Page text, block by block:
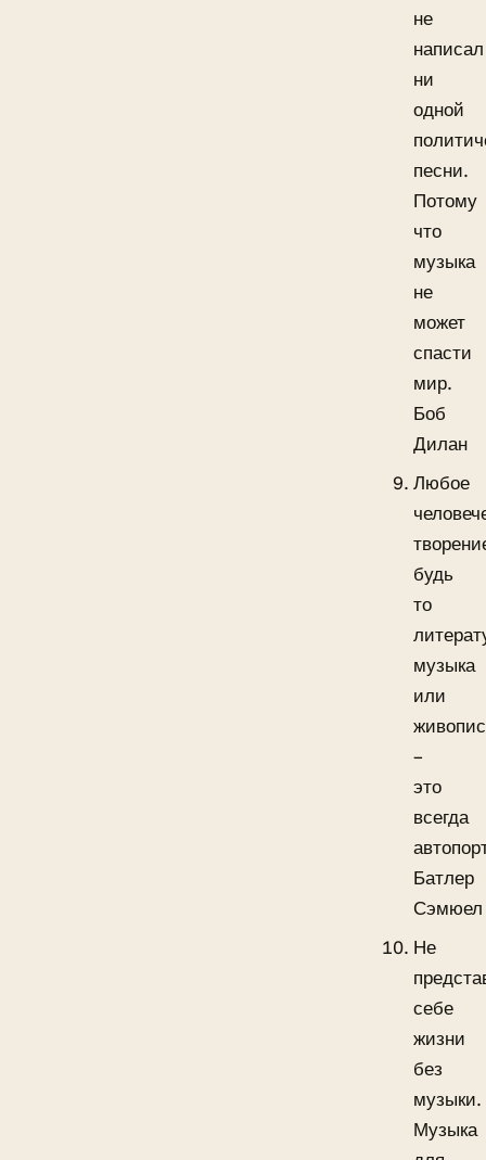
не
написал
ни
одной
песни.
Потому
что
музыка
не
может
спасти
мир.
Боб
Дилан
Любое
будь
то
музыка
или
–
это
всегда
Батлер
Сэмюел
Не
себе
жизни
без
музыки.
Музыка